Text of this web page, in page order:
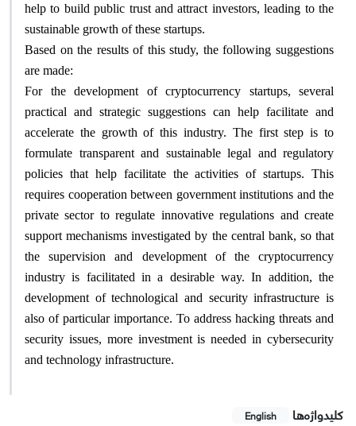
help to build public trust and attract investors, leading to the
sustainable growth of these startups.
Based on the results of this study, the following suggestions
are made:
For the development of cryptocurrency startups, several
practical and strategic suggestions can help facilitate and
accelerate the growth of this industry. The first step is to
formulate transparent and sustainable legal and regulatory
policies that help facilitate the activities of startups. This
requires cooperation between government institutions and the
private sector to regulate innovative regulations and create
support mechanisms investigated by the central bank, so that
the supervision and development of the cryptocurrency
industry is facilitated in a desirable way. In addition, the
development of technological and security infrastructure is
also of particular importance. To address hacking threats and
security issues, more investment is needed in cybersecurity
and technology infrastructure.
کلیدواژه‌ها English